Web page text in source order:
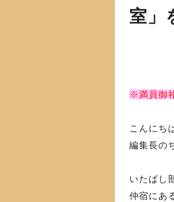
室」
※満員御
こんにち
編集長の
いたばし
仲宿にあ